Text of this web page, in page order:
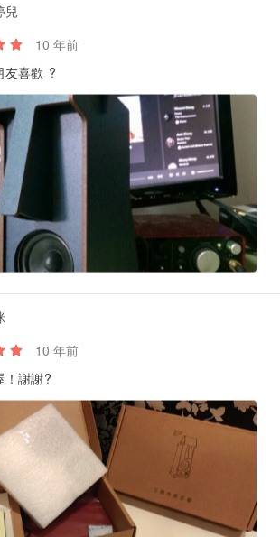
】
圖、零件等多為消耗品，
退貨，但如果使用後有問題怎麼辦呢？不用擔
一年售後服務，小山坡會針對問題零件保修，
難雜症詢問，可直接訊息我們或聯繫 FB 粉專
盒內使用手冊都有說明，建議把使用手冊留下
＝＝＝＝＝＝＝＝＝＝＝＝
】立體拼圖音響｜單聲道
x 120 x 230 mm
：USB
3.5 接頭
：台灣
＝＝＝＝＝＝＝＝＝＝＝
式，請點這裡至小山坡設計館^^：
兒
10 年前
友喜歡 ?
10 年前
！謝謝?